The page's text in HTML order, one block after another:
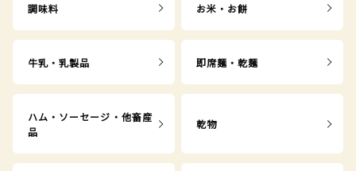
調味料 お米・お餅
牛乳・乳製品 即席麺・乾麺
ハム・ソーセージ・他畜産
品
乾物